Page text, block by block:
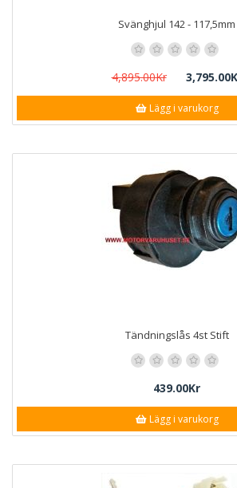
Svänghjul 142 - 117,5mm
4,895.00Kr
Lägg i varukorg
Tändningslås 4st Stift
439.00Kr
Lägg i varukorg